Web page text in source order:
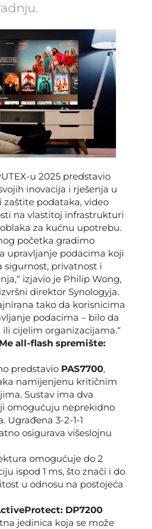
u 2025 predstavio
inovacija i rješenja u
podataka, video
na vlastitoj infrastrukturi
za kućnu upotrebu.
početka gradimo
upravljanje podacima koji
sigurnost, privatnost i
izjavio je Philip Wong,
direktor Synologyja.
tako da korisnicima
podacima – bilo da
cijelim organizacijama.“
all-flash spremište:
predstavio PAS7700,
namijenjenu kritičnim
Sustav ima dva
omogućuju neprekidno
Ugrađena 3-2-1-1
osigurava višeslojnu
omogućuje do 2
ispod 1 ms, što znači i do
u odnosu na postojeća
DP7200
jedinica koja se može